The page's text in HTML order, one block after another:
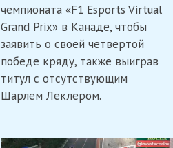
чемпионата «F1 Esports Virtual
Grand Prix» в Канаде, чтобы
заявить о своей четвертой
победе кряду, также выиграв
титул с отсутствующим
Шарлем Леклером.